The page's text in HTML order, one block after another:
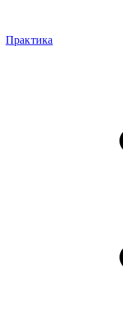
Практика